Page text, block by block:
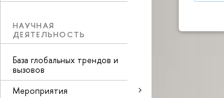
НАУЧНАЯ
ДЕЯТЕЛЬНОСТЬ
База глобальных трендов и
вызовов
Мероприятия